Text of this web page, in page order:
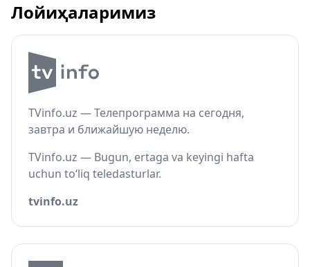
Лойиҳаларимиз
TVinfo.uz — Телепрограмма на сегодня,
завтра и ближайшую неделю.
TVinfo.uz — Bugun, ertaga va keyingi hafta
uchun to‘liq teledasturlar.
tvinfo.uz